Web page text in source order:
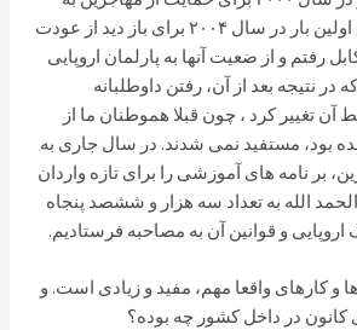
یونان سفر کردم. برای اولین بار در سال ۲۰۰۴ برای باز دید از عودت
رفتم و از ضعیت آنها به پارلمان اروپایی
نتیجه بعد از آن، رفتن داوطلبانه
آن تغییر کرد ، چون قبلا هموطنان ما از
بود، مستفید نمی شدند. در سال جاری به
بر نامه های آموزشی را برای تازه واردان
الله به تعداد سه هزار و ششصد پنجاه
اروپایی و قوانین آن به مصاحبه فرستادیم.
و کارهای واقعا مهم، مفید و زیادی است. و
کانون در داخل کشور چه بوده؟